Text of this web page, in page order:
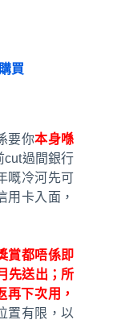
買
要你本身喺
cut過間銀行
嘅冷河先可
用卡入面，
賞都唔係即
先送出；所
下次用，
置有限，以